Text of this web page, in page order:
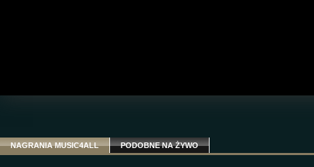
NAGRANIA MUSIC4ALL PODOBNE NA ŻYWO